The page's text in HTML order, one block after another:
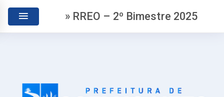
» RREO – 2º Bimestre 2025